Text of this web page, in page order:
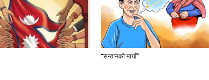
“सन्तानको मायाँ”